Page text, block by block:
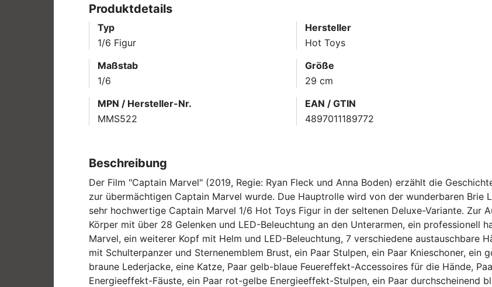
Produktdetails
Typ
1/6 Figur
Hersteller
Hot Toys
Maßstab
1/6
Größe
29 cm
MPN / Hersteller-Nr.
MMS522
EAN / GTIN
4897011189772
Beschreibung
Der Film "Captain Marvel" (2019, Regie: Ryan Fleck und Anna Boden) erzählt die
zur übermächtigen Captain Marvel wurde. Due Hauptrolle wird von der wunderbaren Brie
sehr hochwertige Captain Marvel 1/6 Hot Toys Figur in der seltenen Deluxe-Variante. Zur
Körper mit über 28 Gelenken und LED-Beleuchtung an den Unterarmen, ein professionell
Marvel, ein weiterer Kopf mit Helm und LED-Beleuchtung, 7 verschiedene austauschbare
mit Schulterpanzer und Sternenemblem Brust, ein Paar Stulpen, ein Paar Knieschoner, ein
braune Lederjacke, eine Katze, Paar gelb-blaue Feuereffekt-Accessoires für die Hände,
Energieeffekt-Fäuste, ein Paar rot-gelbe Energieeffekt-Stulpen, ein Paar durchscheinend